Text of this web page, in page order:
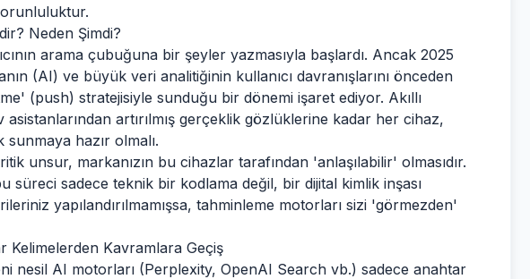
Neden Şimdi?
arama çubuğuna bir şeyler yazmasıyla başlardı. Ancak 2025
(AI) ve büyük veri analitiğinin kullanıcı davranışlarını önceden
(push) stratejisiyle sunduğu bir dönemi işaret ediyor. Akıllı
artırılmış gerçeklik gözlüklerine kadar her cihaz,
hazır olmalı.
unsur, markanızın bu cihazlar tarafından 'anlaşılabilir' olmasıdır.
süreci sadece teknik bir kodlama değil, bir dijital kimlik inşası
yapılandırılmamışsa, tahminleme motorları sizi 'görmezden'
Kelimelerden Kavramlara Geçiş
nesil AI motorları (Perplexity, OpenAI Search vb.) sadece anahtar